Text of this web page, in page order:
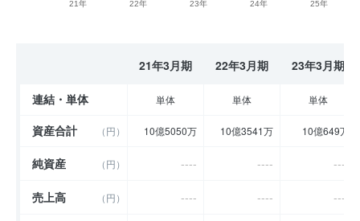
21年 22年 23年 24年 25年
21年3月期 22年3月期 23年3月期
連結・単体 単体 単体 単体
資産合計 （円） 10億5050万 10億3541万 10億649万
純資産 （円） ---- ---- ----
売上高 （円） ---- ---- ----